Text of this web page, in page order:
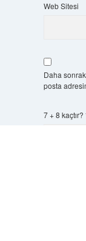
Web Sitesi
Daha
posta
7 + 8 kaçtır?